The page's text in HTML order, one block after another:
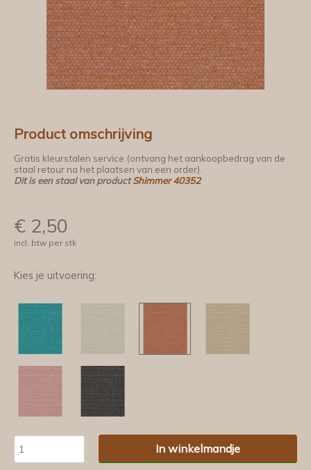
Product omschrijving
Gratis kleurstalen service (ontvang het aankoopbedrag van de
staal retour na het plaatsen van een order).
Dit is een staal van productShimmer 40352
€ 2,50
incl. btw per stk
Kies je uitvoering:
In winkelmandje